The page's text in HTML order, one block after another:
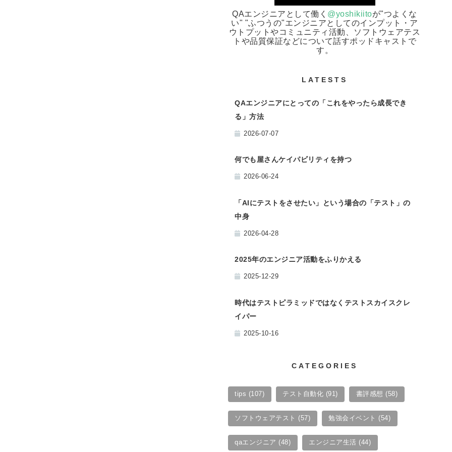
QAエンジニアとして働く @yoshikiitoが"つよくな
い" "ふつうの"エンジニアとしてのインプット・ア
ウトプットやコミュニティ活動、ソフトウェアテス
トや品質保証などについて話すポッドキャストで
す。
LATESTS
QAエンジニアにとっての「これをやったら成長でき
る」方法
2026-07-07
何でも屋さんケイパビリティを持つ
2026-06-24
「AIにテストをさせたい」という場合の「テスト」の
中身
2026-04-28
2025年のエンジニア活動をふりかえる
2025-12-29
時代はテストピラミッドではなくテストスカイスクレ
イパー
2025-10-16
CATEGORIES
tips (107) テスト自動化 (91) 書評感想 (58)
ソフトウェアテスト (57) 勉強会イベント (54)
qaエンジニア (48) エンジニア生活 (44)